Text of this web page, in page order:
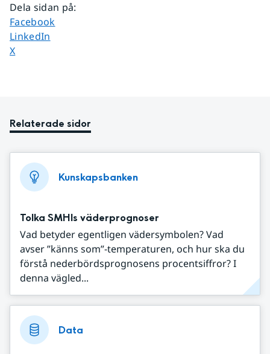
Dela sidan på:
Dela sidan på
Facebook
Dela sidan på
LinkedIn
Dela sidan på
X
Relaterade sidor
Kunskapsbanken
Tolka SMHIs väderprognoser
Vad betyder egentligen vädersymbolen? Vad
avser ”känns som”-temperaturen, och hur ska du
förstå nederbördsprognosens procentsiffror? I
denna vägled...
Data